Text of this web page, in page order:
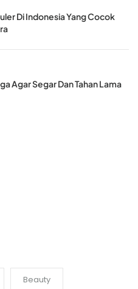
Di Indonesia Yang Cocok
Agar Segar Dan Tahan Lama
Beauty